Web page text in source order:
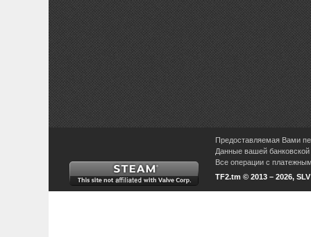
Предоставляемая Вами
Данные вашей
Все операции с
TF2.tm © 2013 – 2026,